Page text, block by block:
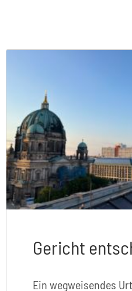
Gericht
Ein wegweisendes